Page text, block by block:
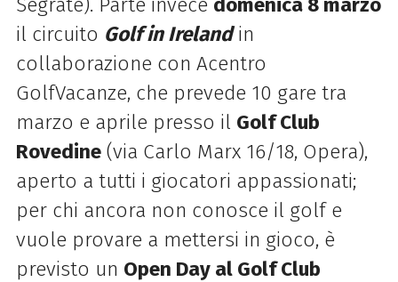
Segrate). Parte invece domenica 8 marzo
il circuito Golf in Irelandin
collaborazione con Acentro
GolfVacanze, che prevede 10 gare tra
marzo e aprile presso il Golf Club
Rovedine(via Carlo Marx 16/18, Opera),
aperto a tutti i giocatori appassionati;
per chi ancora non conosce il golf e
vuole provare a mettersi in gioco, è
previsto un Open Day al Golf Club